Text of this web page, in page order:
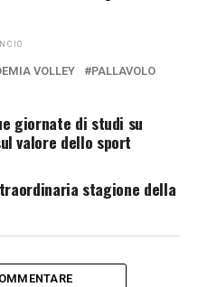
VOLLEY PALLAVOLO
giornate di studi su
valore dello sport
stagione della